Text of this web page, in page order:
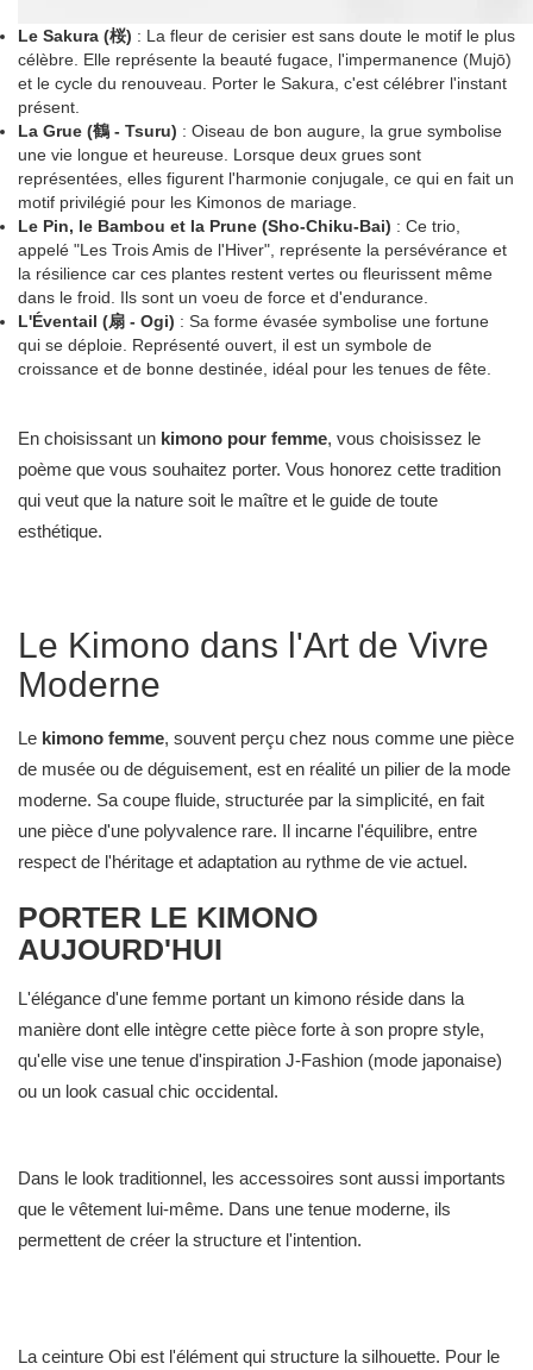
Le Sakura (桜) : La fleur de cerisier est sans doute le motif le plus
célèbre. Elle représente la beauté fugace, l'impermanence (Mujō)
et le cycle du renouveau. Porter le Sakura, c'est célébrer l'instant
présent.
La Grue (鶴 - Tsuru) : Oiseau de bon augure, la grue symbolise
une vie longue et heureuse. Lorsque deux grues sont
représentées, elles figurent l'harmonie conjugale, ce qui en fait un
motif privilégié pour les Kimonos de mariage.
Le Pin, le Bambou et la Prune (Sho-Chiku-Bai) : Ce trio,
appelé "Les Trois Amis de l'Hiver", représente la persévérance et
la résilience car ces plantes restent vertes ou fleurissent même
dans le froid. Ils sont un voeu de force et d'endurance.
L'Éventail (扇 - Ogi) : Sa forme évasée symbolise une fortune
qui se déploie. Représenté ouvert, il est un symbole de
croissance et de bonne destinée, idéal pour les tenues de fête.
En choisissant un kimono pour femme, vous choisissez le
poème que vous souhaitez porter. Vous honorez cette tradition
qui veut que la nature soit le maître et le guide de toute
esthétique.
Le Kimono dans l'Art de Vivre
Moderne
Le kimono femme, souvent perçu chez nous comme une pièce
de musée ou de déguisement, est en réalité un pilier de la mode
moderne. Sa coupe fluide, structurée par la simplicité, en fait
une pièce d'une polyvalence rare. Il incarne l'équilibre, entre
respect de l'héritage et adaptation au rythme de vie actuel.
PORTER LE KIMONO
AUJOURD'HUI
L'élégance d'une femme portant un kimono réside dans la
manière dont elle intègre cette pièce forte à son propre style,
qu'elle vise une tenue d'inspiration J-Fashion (mode japonaise)
ou un look casual chic occidental.
Dans le look traditionnel, les accessoires sont aussi importants
que le vêtement lui-même. Dans une tenue moderne, ils
permettent de créer la structure et l'intention.
La ceinture Obi est l'élément qui structure la silhouette. Pour le